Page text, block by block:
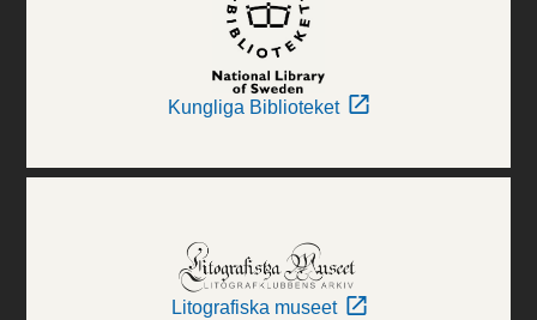
Kungliga Biblioteket
Litografiska museet